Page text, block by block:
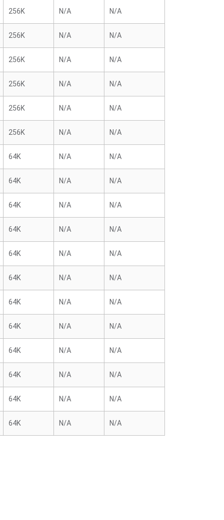
256K N/A N/A
256K N/A N/A
256K N/A N/A
256K N/A N/A
256K N/A N/A
256K N/A N/A
64K N/A N/A
64K N/A N/A
64K N/A N/A
64K N/A N/A
64K N/A N/A
64K N/A N/A
64K N/A N/A
64K N/A N/A
64K N/A N/A
64K N/A N/A
64K N/A N/A
64K N/A N/A